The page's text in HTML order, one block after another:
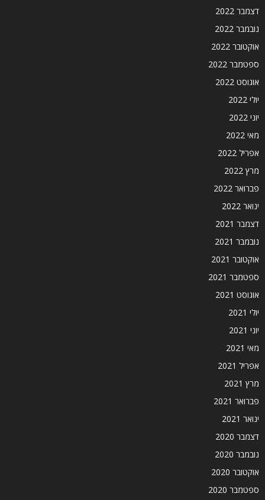
דצמבר 2022
נובמבר 2022
אוקטובר 2022
ספטמבר 2022
אוגוסט 2022
יולי 2022
יוני 2022
מאי 2022
אפריל 2022
מרץ 2022
פברואר 2022
ינואר 2022
דצמבר 2021
נובמבר 2021
אוקטובר 2021
ספטמבר 2021
אוגוסט 2021
יולי 2021
יוני 2021
מאי 2021
אפריל 2021
מרץ 2021
פברואר 2021
ינואר 2021
דצמבר 2020
נובמבר 2020
אוקטובר 2020
ספטמבר 2020